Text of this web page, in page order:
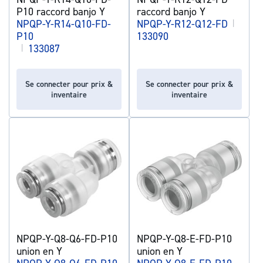
P10 raccord banjo Y
NPQP-Y-R14-Q10-FD-
P10
| 133087
Se connecter pour prix &
inventaire
raccord banjo Y
NPQP-Y-R12-Q12-FD |
133090
Se connecter pour prix &
inventaire
NPQP-Y-Q8-Q6-FD-P10
union en Y
NPQP-Y-Q8-E-FD-P10
union en Y